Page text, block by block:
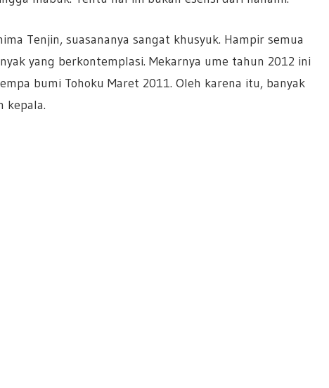
Tenjin, suasananya sangat khusyuk. Hampir semua
yang berkontemplasi. Mekarnya ume tahun 2012 ini
bumi Tohoku Maret 2011. Oleh karena itu, banyak
kepala.